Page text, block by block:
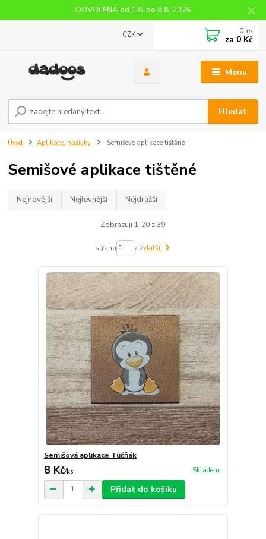
DOVOLENÁ od 1.8. do 8.8. 2026
Menu
CZK
Hledat
0 ks
za 0 Kč
Úvod Aplikace, nášivky Semišové aplikace tištěné
Semišové aplikace tištěné
Nejnovější Nejlevnější Nejdražší
Zobrazuji 1-20 z 39
strana z 2další
Semišová aplikace Tučňák
8 Kč/ks Skladem
Přidat do košíku